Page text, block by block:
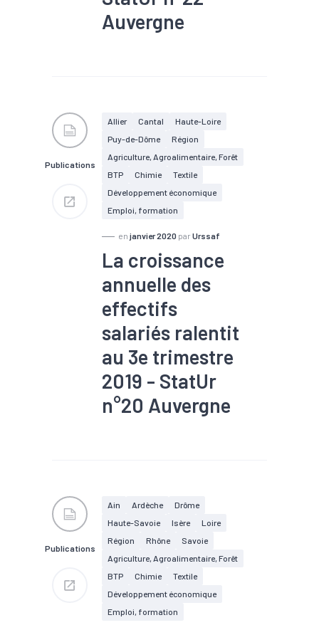
Auvergne
#Embauche
#Emploi
#Industrie
#Informatique
#Interim
#Main d'oeuvre
#Métallurgie
#Pharmacie
Publications
Allier Cantal
Haute-Loire
Puy-de-Dôme
Région
Agriculture, Agroalimentaire, Forêt
BTP
Chimie
Textile
Développement économique
Emploi, formation
en janvier 2020 par Urssaf
La croissance
annuelle des
effectifs
salariés ralentit
au 3e trimestre
2019 - StatUr
n°20 Auvergne
#Embauche
#Emploi
#Industrie
#Informatique
#Interim
#Métallurgie
#Pharmacie
#Plasturgie
#Services
Publications
Ain Ardèche
Drôme
Haute-Savoie
Isère
Loire
Région
Rhône
Savoie
Agriculture, Agroalimentaire, Forêt
BTP
Chimie
Textile
Développement économique
Emploi, formation